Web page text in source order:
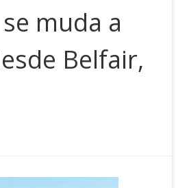
muda a
Belfair,